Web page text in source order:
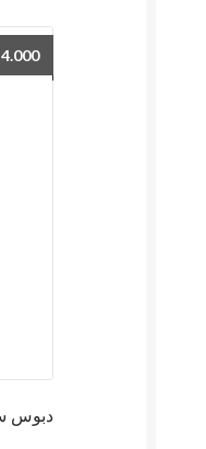
4.000